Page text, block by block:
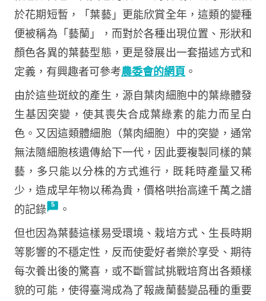
於花期短暫，「葉藝」更能欣賞全年，這類的變種
便被稱為「藝蘭」，而對於各種出現位置、形狀和
顏色各異的葉藝型態，更是發展出一套描述方式和
定義，有興趣者可參考農委會的網頁 。
由於這些斑紋的產生，源自葉肉細胞中的葉綠體發
生基因突變，使其喪失合成葉綠素的能力而呈白
色。又因這類體細胞（葉肉細胞）中的突變，通常
無法隨細胞核遺傳給下一代，因此要複製同樣的葉
藝，多只能以分株的方式進行，既耗時產量又稀
少，造成早年物以稀為貴，價格哄抬高達千萬之譜
的記錄
。
但也因為葉藝這樣易受環境、栽培方式、生長時期
等影響的不穩定性，反而使愛好者樂於享受、期待
每次養出後的驚喜，或不斷嘗試挑戰培育出各類樣
貌的可能，使得臺灣成為了報歲蘭藝變品種的重要